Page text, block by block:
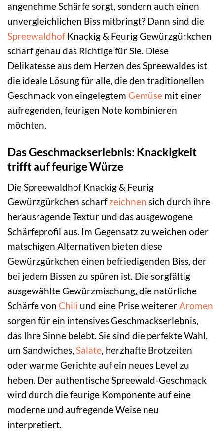
angenehme Schärfe sorgt, sondern auch einen
unvergleichlichen Biss mitbringt? Dann sind die
SpreewaldhofKnackig & Feurig Gewürzgürkchen
scharf genau das Richtige für Sie. Diese
Delikatesse aus dem Herzen des Spreewaldes ist
die ideale Lösung für alle, die den traditionellen
Geschmack von eingelegtem Gemüse mit einer
aufregenden, feurigen Note kombinieren
möchten.
Das Geschmackserlebnis: Knackigkeit
trifft auf feurige Würze
Die Spreewaldhof Knackig & Feurig
Gewürzgürkchen scharfzeichnen sich durch ihre
herausragende Textur und das ausgewogene
Schärfeprofil aus. Im Gegensatz zu weichen oder
matschigen Alternativen bieten diese
Gewürzgürkchen einen befriedigenden Biss, der
bei jedem Bissen zu spüren ist. Die sorgfältig
ausgewählte Gewürzmischung, die natürliche
Schärfe von Chili und eine Prise weiterer Aromen
sorgen für ein intensives Geschmackserlebnis,
das Ihre Sinne belebt. Sie sind die perfekte Wahl,
um Sandwiches, Salate , herzhafte Brotzeiten
oder warme Gerichte auf ein neues Level zu
heben. Der authentische Spreewald-Geschmack
wird durch die feurige Komponente auf eine
moderne und aufregende Weise neu
interpretiert.